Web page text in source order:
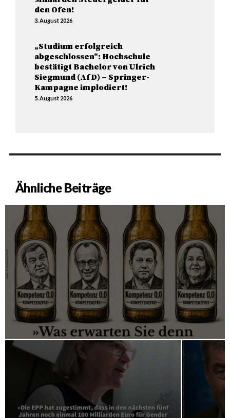
den Ofen!
3. August 2026
„Studium erfolgreich
abgeschlossen“: Hochschule
bestätigt Bachelor von Ulrich
Siegmund (AfD) – Springer-
Kampagne implodiert!
5. August 2026
Ähnliche Beiträge